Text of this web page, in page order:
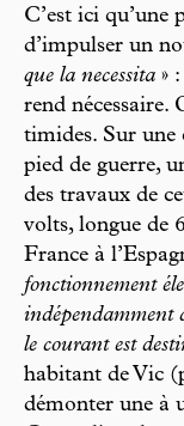
C’est ici qu’une
d’impulser un
que la necessita »
rend nécessaire.
timides. Sur une
pied de guerre,
des travaux de
volts, longue de
France à
fonctionnement
indépendamment
le courant est
habitant de Vic
démonter une à